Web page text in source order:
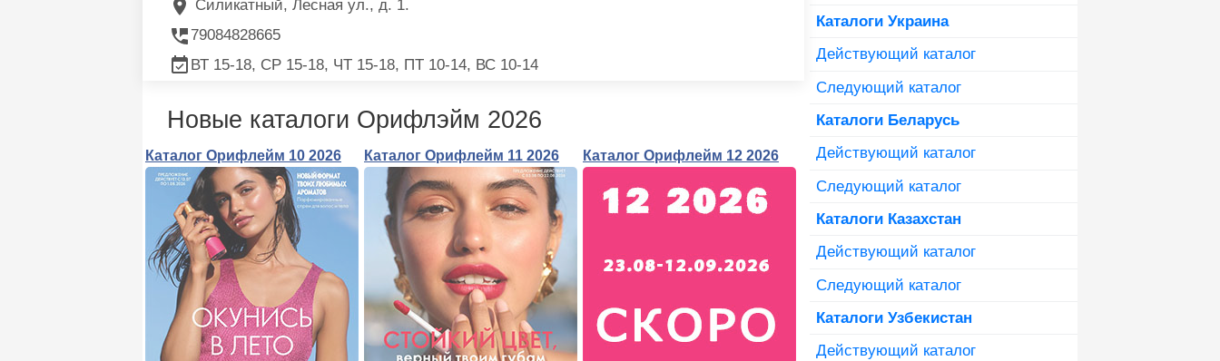
Силикатный, Лесная ул., д. 1.
79084828665
ВТ 15-18, СР 15-18, ЧТ 15-18, ПТ 10-14, ВС 10-14
Новые каталоги Орифлэйм 2026
Каталог Орифлейм 10 2026 Каталог Орифлейм 11 2026 Каталог Орифлейм 12 2026
Каталоги Украина
Действующий каталог
Следующий каталог
Каталоги Беларусь
Действующий каталог
Следующий каталог
Каталоги Казахстан
Действующий каталог
Следующий каталог
Каталоги Узбекистан
Действующий каталог